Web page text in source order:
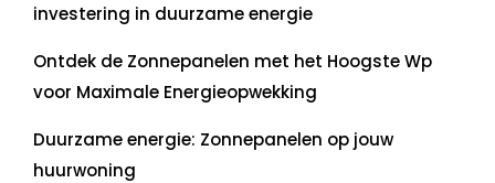
investering in duurzame energie
Ontdek de Zonnepanelen met het Hoogste Wp
voor Maximale Energieopwekking
Duurzame energie: Zonnepanelen op jouw
huurwoning